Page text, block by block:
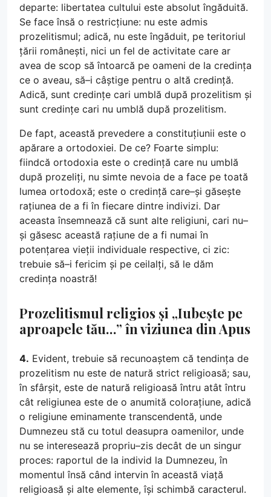
departe: libertatea cultului este absolut îngăduită.
Se face însă o restricțiune: nu este admis
prozelitismul; adică, nu este îngăduit, pe teritoriul
țării românești, nici un fel de activitate care ar
avea de scop să întoarcă pe oameni de la credința
ce o aveau, să–i câștige pentru o altă credință.
Adică, sunt credințe cari umblă după prozelitism și
sunt credințe cari nu umblă după prozelitism.
De fapt, această prevedere a constituțiunii este o
apărare a ortodoxiei. De ce? Foarte simplu:
fiindcă ortodoxia este o credință care nu umblă
după prozeliți, nu simte nevoia de a face pe toată
lumea ortodoxă; este o credință care–și găsește
rațiunea de a fi în fiecare dintre indivizi. Dar
aceasta însemnează că sunt alte religiuni, cari nu–
și găsesc această rațiune de a fi numai în
potențarea vieții individuale respective, ci zic:
trebuie să–i fericim și pe ceilalți, să le dăm
credința noastră!
Prozelitismul religios și „Iubește pe
aproapele tău…” în viziunea din Apus
4. Evident, trebuie să recunoaștem că tendința de
prozelitism nu este de natură strict religioasă; sau,
în sfârșit, este de natură religioasă întru atât întru
cât religiunea este de o anumită colorațiune, adică
o religiune eminamente transcendentă, unde
Dumnezeu stă cu totul deasupra oamenilor, unde
nu se interesează propriu–zis decât de un singur
proces: raportul de la individ la Dumnezeu, în
momentul însă când intervin în această viață
religioasă și alte elemente, își schimbă caracterul.